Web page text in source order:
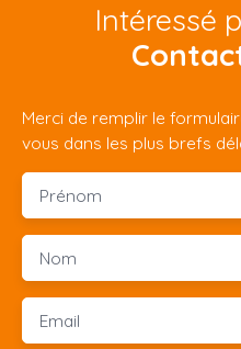
Intéressé
Merci de remplir le
vous dans les plus brefs
Prénom
Nom
Email